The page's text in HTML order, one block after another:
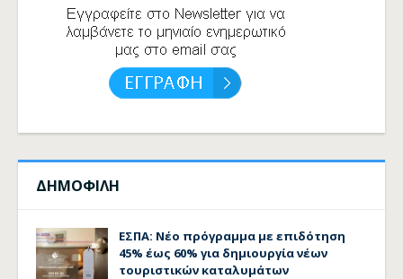
ΔΗΜΟΦΙΛΗ
ΕΣΠΑ: Νέο πρόγραμμα με επιδότηση
45% έως 60% για δημιουργία νέων
τουριστικών καταλυμάτων